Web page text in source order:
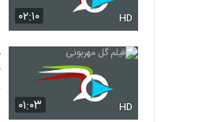
۰۲:۱۰ HD
۰۱:۰۳ HD